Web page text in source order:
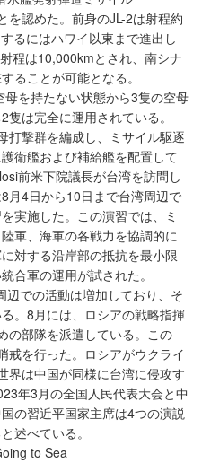
を認めた。前身のJL-2は射程約
るにはハワイ以東まで進出し
程は10,000kmとされ、南シナ
ることが可能となる。
を持たない状態から3隻の空母
は完全に運用されている。
打撃群を編成し、ミサイル駆逐
衛艦および補給艦を配置して
前米下院議長が台湾を訪問し
月4日から10日まで台湾周辺で
実施した。この演習では、ミ
軍、海軍の各戦力を協調的に
対する沿岸部の抵抗を最小限
合軍の運用が試された。
での活動は増加しており、そ
。8月には、ロシアの戦略指揮
の部隊を派遣している。この
戒を行った。ロシアがウクライ
界は中国が同様に台湾に侵攻す
年3月の全国人民代表大会と中
の習近平国家主席は4つの演説
述べている。
to Sea